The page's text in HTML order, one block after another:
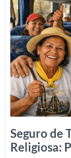
Seguro de
Religiosa: